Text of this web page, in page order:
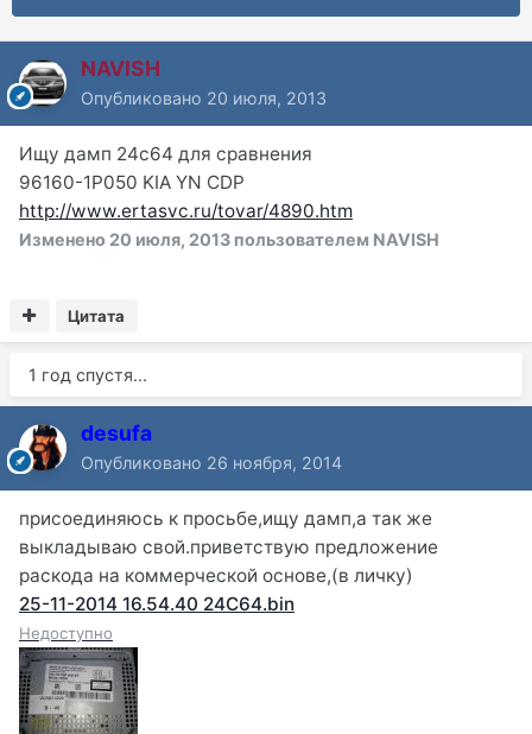
NAVISH
Опубликовано 20 июля, 2013
Ищу дамп 24с64 для сравнения
96160-1P050 KIA YN CDP
http://www.ertasvc.ru/tovar/4890.htm
Изменено 20 июля, 2013 пользователем NAVISH
Цитата
1 год спустя...
desufa
Опубликовано 26 ноября, 2014
присоединяюсь к просьбе,ищу дамп,а так же
выкладываю свой.приветствую предложение
раскода на коммерческой основе,(в личку)
25-11-2014 16.54.40 24C64.bin
Недоступно